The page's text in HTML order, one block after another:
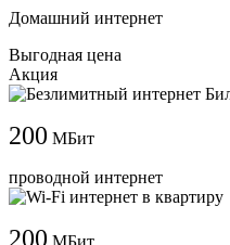
Домашний интернет
Выгодная цена
Акция
200 МБит
проводной интернет
200 МБит